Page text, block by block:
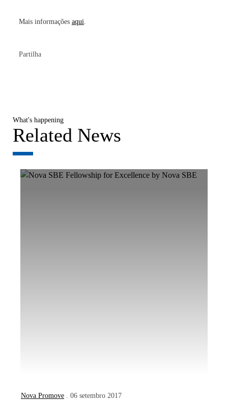
Mais informações aqui.
Partilha
What's happening
Related News
Nova Promove . 06 setembro 2017